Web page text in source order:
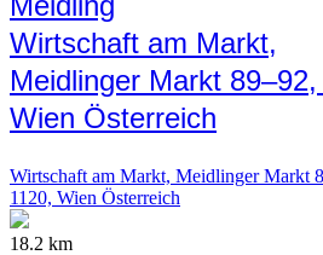
Wirtschaft am Markt,
Meidlinger Markt 89–92,
Wien Österreich
Wirtschaft am Markt, Meidlinger Markt
1120, Wien Österreich
18.2 km